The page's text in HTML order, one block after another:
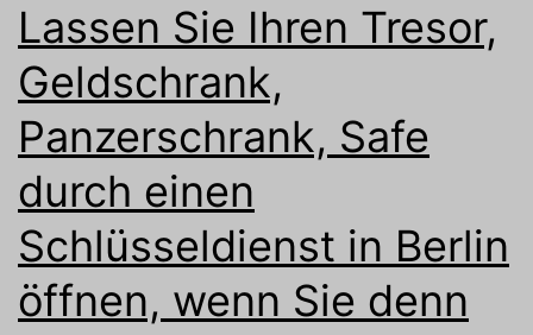
Lassen Sie Ihren Tresor,
Geldschrank,
Panzerschrank, Safe
durch einen
Schlüsseldienst in Berlin
öffnen, wenn Sie denn